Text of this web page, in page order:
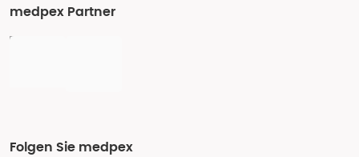
medpex Partner
Folgen Sie medpex